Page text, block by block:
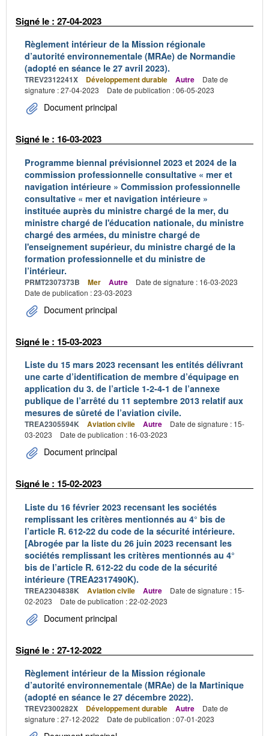
Signé le : 27-04-2023
Règlement intérieur de la Mission régionale
d’autorité environnementale (MRAe) de Normandie
(adopté en séance le 27 avril 2023).
TREV2312241X Développement durable Autre
Date de
signature : 27-04-2023
Date de publication : 06-05-2023
Document principal
Signé le : 16-03-2023
Programme biennal prévisionnel 2023 et 2024 de la
commission professionnelle consultative « mer et
navigation intérieure » Commission professionnelle
consultative « mer et navigation intérieure »
instituée auprès du ministre chargé de la mer, du
ministre chargé de l'éducation nationale, du ministre
chargé des armées, du ministre chargé de
l'enseignement supérieur, du ministre chargé de la
formation professionnelle et du ministre de
l’intérieur.
PRMT2307373B Mer Autre
Date de signature : 16-03-2023
Date de publication : 23-03-2023
Document principal
Signé le : 15-03-2023
Liste du 15 mars 2023 recensant les entités délivrant
une carte d’identification de membre d’équipage en
application du 3. de l’article 1-2-4-1 de l’annexe
publique de l’arrêté du 11 septembre 2013 relatif aux
mesures de sûreté de l’aviation civile.
TREA2305594K Aviation civile Autre
Date de signature : 15-
03-2023
Date de publication : 16-03-2023
Document principal
Signé le : 15-02-2023
Liste du 16 février 2023 recensant les sociétés
remplissant les critères mentionnés au 4° bis de
l’article R. 612-22 du code de la sécurité intérieure.
[Abrogée par la liste du 26 juin 2023 recensant les
sociétés remplissant les critères mentionnés au 4°
bis de l’article R. 612-22 du code de la sécurité
intérieure (TREA2317490K).
TREA2304838K Aviation civile Autre
Date de signature : 15-
02-2023
Date de publication : 22-02-2023
Document principal
Signé le : 27-12-2022
Règlement intérieur de la Mission régionale
d’autorité environnementale (MRAe) de la Martinique
(adopté en séance le 27 décembre 2022).
TREV2300282X Développement durable Autre
Date de
signature : 27-12-2022
Date de publication : 07-01-2023